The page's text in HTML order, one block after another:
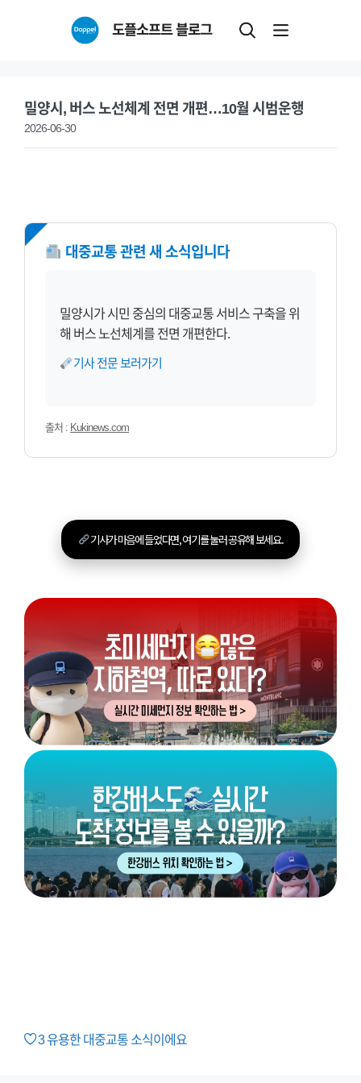
도플소프트 블로그
밀양시, 버스 노선체계 전면 개편…10월 시범운행
2026-06-30
NEW 대중교통 관련 새 소식입니다
밀양시가 시민 중심의 대중교통 서비스 구축을 위
해 버스 노선체계를 전면 개편한다.
기사 전문 보러가기
출처 : Kukinews.com
기사가 마음에 들었다면, 여기를 눌러 공유해 보세요.
3유용한 대중교통 소식이에요